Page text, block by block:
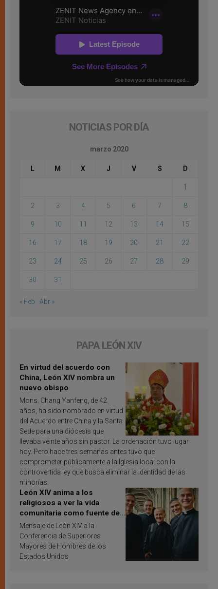
NOTICIAS POR DÍA
marzo 2020
L M X J V S D
1
2 3 4 5 6 7 8
9 10 11 12 13 14 15
16 17 18 19 20 21 22
23 24 25 26 27 28 29
30 31
« Feb Abr »
PAPA LEÓN XIV
En virtud del acuerdo con
China, León XIV nombra un
nuevo obispo
Mons. Chang Yanfeng, de 42
años, ha sido nombrado en virtud
del Acuerdo entre China y la Santa
Sede para una diócesis que
llevaba veinte años sin pastor. La ordenación tuvo lugar
hoy. Pero hace tres semanas antes tuvo que
comprometer públicamente a la Iglesia local con la
controvertida ley que busca eliminar la identidad de las
minorías.
León XIV anima a los
religiosos a ver la vida
comunitaria como fuente de
inspiración y santificación
Mensaje de León XIV a la
Conferencia de Superiores
Mayores de Hombres de los
Estados Unidos